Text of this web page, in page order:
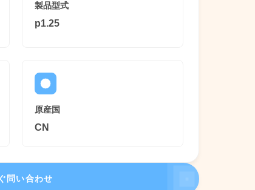
製品型式
p1.25
原産国
CN
問い合わせ